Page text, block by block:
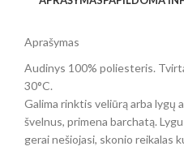
Aprašymas
Audinys 100% poliesteris.
30°C.
Galima rinktis veliūrą arba lygų
švelnus, primena barchatą.
gerai nešiojasi, skonio reikalas